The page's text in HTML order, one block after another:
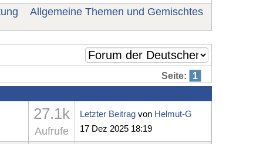
Allgemeine Themen und Gemischtes
Seite: 1
27.1k
Aufrufe
Letzter Beitrag von Helmut-G
17 Dez 2025 18:19